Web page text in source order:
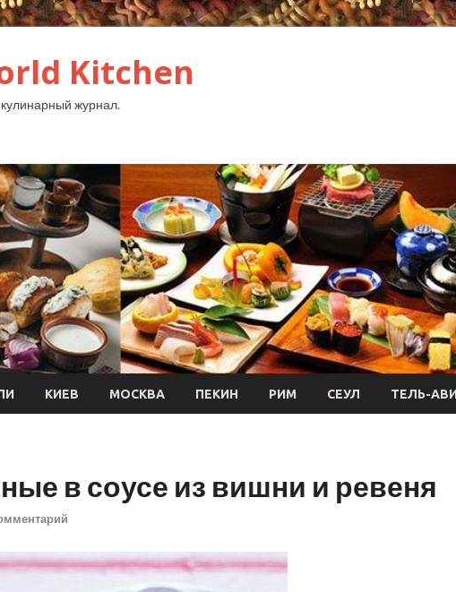
Kitchen
журнал.
КИЕВ МОСКВА ПЕКИН РИМ СЕУЛ ТЕЛЬ-
в соусе из вишни и ревеня